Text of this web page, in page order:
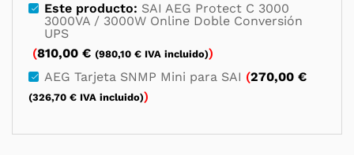
Este producto: SAI AEG Protect C 3000
3000VA / 3000W Online Doble Conversión
UPS
(810,00 € (980,10 € IVA incluido))
AEG Tarjeta SNMP Mini para SAI (270,00 €
(326,70 € IVA incluido))